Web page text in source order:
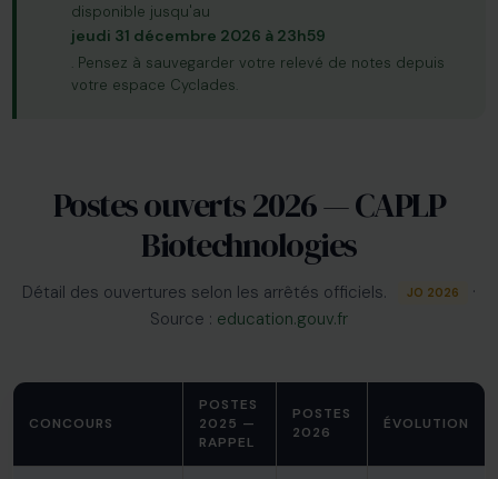
disponible jusqu'au
jeudi 31 décembre 2026 à 23h59
. Pensez à sauvegarder votre relevé de notes depuis
votre espace Cyclades.
Postes ouverts 2026 — CAPLP
Biotechnologies
Détail des ouvertures selon les arrêtés officiels. JO 2026
·
Source : education.gouv.fr
CONCOURS
POSTES
2025 —
RAPPEL
POSTES
2026
ÉVOLUTION